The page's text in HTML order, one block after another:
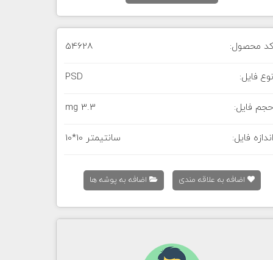
کد محصول: 54628
نوع فایل: PSD
حجم فایل: 3.3 mg
اندازه فایل: 10*10 سانتیمتر
اضافه به علاقه مندی اضافه به پوشه ها